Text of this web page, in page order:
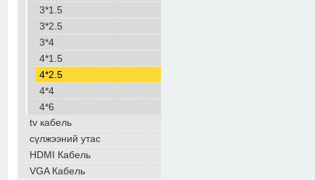
3*1.5
3*2.5
3*4
4*1.5
4*2.5
4*4
4*6
tv кабель
сүлжээний утас
HDMI Кабель
VGA Кабель